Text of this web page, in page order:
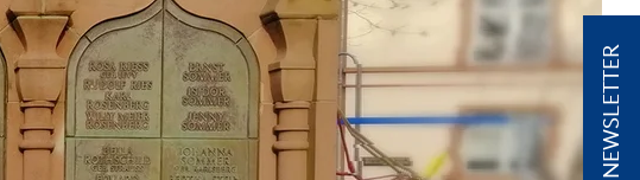
NEWSLETTER